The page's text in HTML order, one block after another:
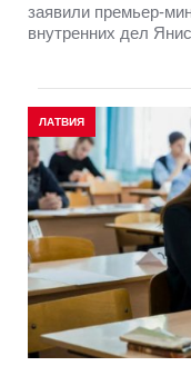
заявили премьер-
внутренних дел
ЛАТВИЯ